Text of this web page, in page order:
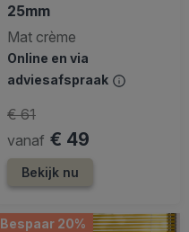
25mm
Mat crème
Online en via
adviesafspraak
vanaf € 49
€ 61
Bekijk nu
Bespaar 20%